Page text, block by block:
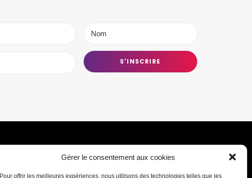
Gérer le consentement aux cookies
Pour offrir les meilleures expériences, nous utilisons des technologies telles que les